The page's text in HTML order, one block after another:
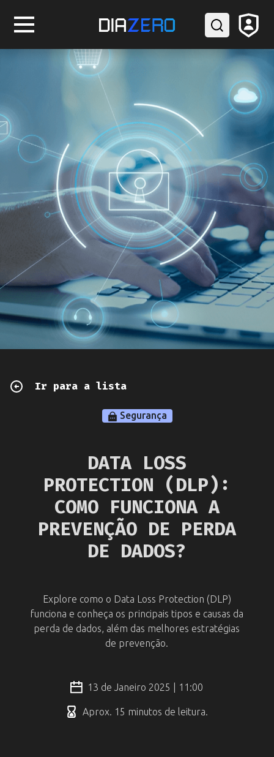
Ir para a lista
Segurança
DATA LOSS
PROTECTION (DLP):
COMO FUNCIONA A
PREVENÇÃO DE PERDA
DE DADOS?
Explore como o Data Loss Protection (DLP)
funciona e conheça os principais tipos e causas da
perda de dados, além das melhores estratégias
de prevenção.
13 de Janeiro 2025 | 11:00
Aprox. 15 minutos de leitura.